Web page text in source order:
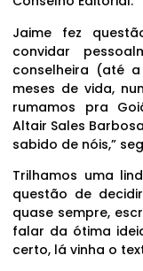
Jaime fez
convidar
conselheira (até
meses de vida,
rumamos pra
Altair Sales
sabido de nóis,”
Trilhamos uma
questão de
quase sempre,
falar da ótima
certo, lá vinha o